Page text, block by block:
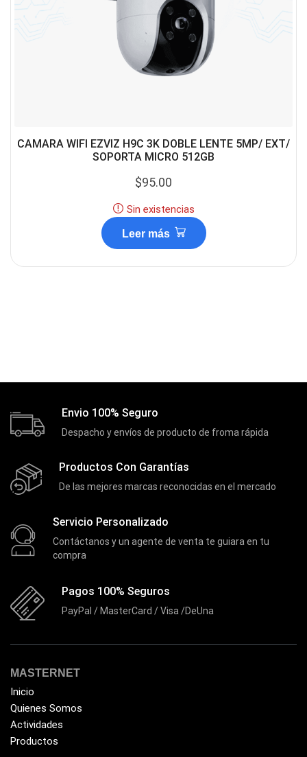
CAMARA WIFI EZVIZ H9C 3K DOBLE LENTE 5MP/ EXT/
SOPORTA MICRO 512GB
$95.00
Sin existencias
Leer más
Envio 100% Seguro
Despacho y envíos de producto de froma rápida
Productos Con Garantías
De las mejores marcas reconocidas en el mercado
Servicio Personalizado
Contáctanos y un agente de venta te guiara en tu
compra
Pagos 100% Seguros
PayPal / MasterCard / Visa /DeUna
MASTERNET
Inicio
Quienes Somos
Actividades
Productos